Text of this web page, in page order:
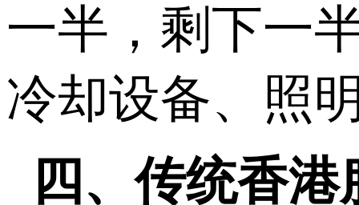
一半，剩下一
冷却设备、照
四、传统香